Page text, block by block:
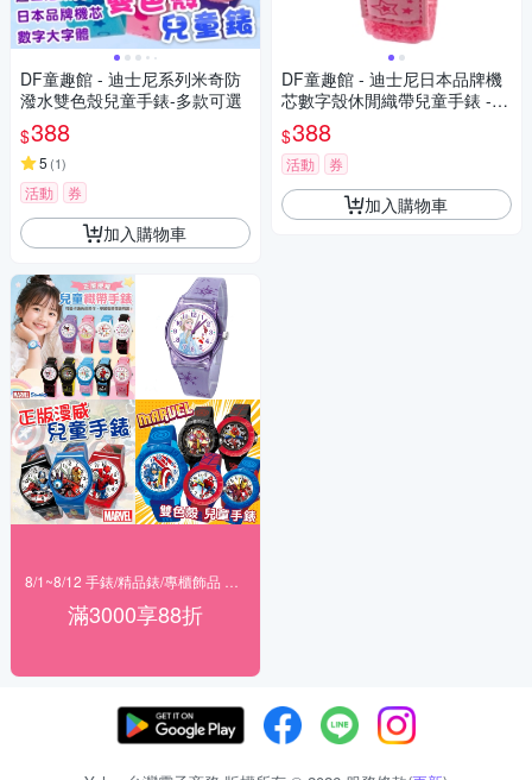
DF童趣館 - 迪士尼系列米奇防
潑水雙色殼兒童手錶-多款可選
$388
5 (1)
活動 券
加入購物車
滿3000享88折
DF童趣館 - 迪士尼日本品牌機
芯數字殼休閒織帶兒童手錶 -
多款可選
$388
活動 券
加入購物車